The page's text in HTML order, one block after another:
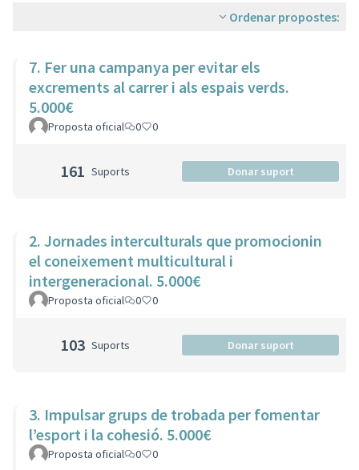
Ordenar propostes:
7. Fer una campanya per evitar els
excrements al carrer i als espais verds.
5.000€
Proposta oficial 0 0
161 Suports Donar suport
2. Jornades interculturals que promocionin
el coneixement multicultural i
intergeneracional. 5.000€
Proposta oficial 0 0
103 Suports Donar suport
3. Impulsar grups de trobada per fomentar
l’esport i la cohesió. 5.000€
Proposta oficial 0 0